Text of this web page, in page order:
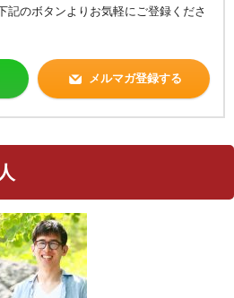
記のボタンよりお気軽にご登録くださ
メルマガ登録する